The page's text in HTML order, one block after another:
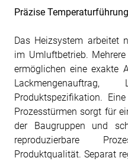
Präzise
Das Heizsystem arbeitet
im Umluftbetrieb.
ermöglichen eine exakte
Lackmengenauftrag,
Produktspezifikation.
Prozesstürmen sorgt für
der Baugruppen und
reproduzierbare
Produktqualität. Separat